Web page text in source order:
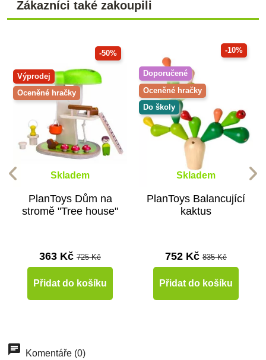
Zákazníci také zakoupili
-50%
Výprodej
Oceněné hračky
Skladem
PlanToys Dům na
stromě "Tree house"
363 Kč 725 Kč
Přidat do košíku
-10%
Doporučené
Oceněné hračky
Do školy
Skladem
PlanToys Balancující
kaktus
752 Kč 835 Kč
Přidat do košíku
Doporučené
Komentáře (0)